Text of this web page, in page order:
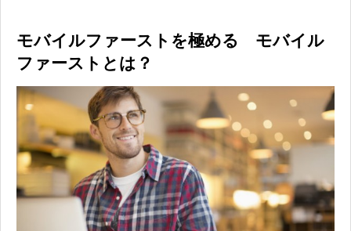
モバイルファーストを極める モバイル
ファーストとは？